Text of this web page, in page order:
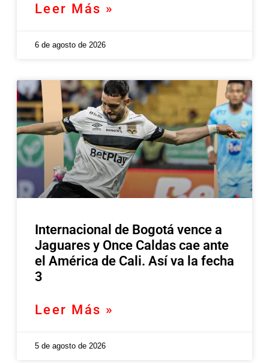
Leer Más »
6 de agosto de 2026
Internacional de Bogotá vence a
Jaguares y Once Caldas cae ante
el América de Cali. Así va la fecha
3
Leer Más »
5 de agosto de 2026